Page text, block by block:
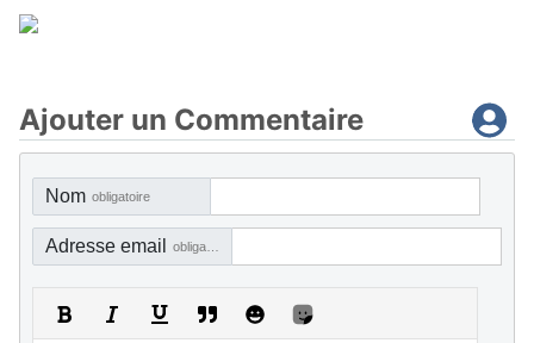
Ajouter un Commentaire
Nom obligatoire
Adresse email